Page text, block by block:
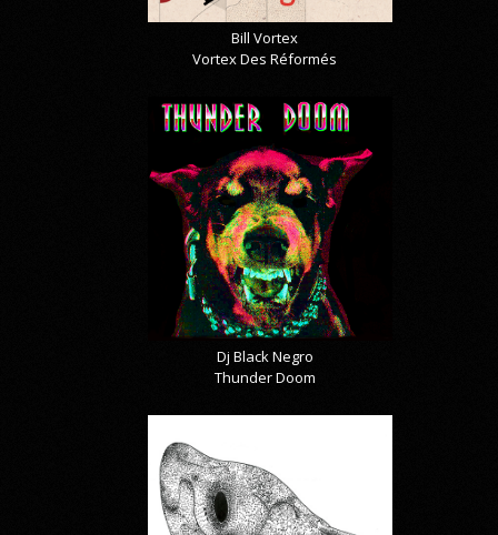
Bill Vortex
Vortex Des Réformés
Dj Black Negro
Thunder Doom